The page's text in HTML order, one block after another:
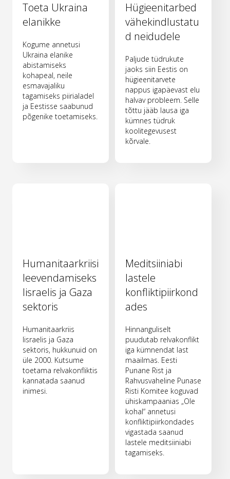
Toeta Ukraina
elanikke
Kogume annetusi
Ukraina elanike
abistamiseks
kohapeal, neile
esmavajaliku
tagamiseks piirialadel
ja Eestisse saabunud
põgenike toetamiseks.
Hügieenitarbed
vähekindlustatu
d neidudele
Paljude tüdrukute
jaoks siin Eestis on
hügieenitarvete
nappus igapäevast elu
halvav probleem. Selle
tõttu jääb lausa iga
kümnes tüdruk
koolitegevusest
kõrvale.
Humanitaarkriisi
leevendamiseks
Iisraelis ja Gaza
sektoris
Humanitaarkriis
Iisraelis ja Gaza
sektoris, hukkunuid on
üle 2000. Kutsume
toetama relvakonfliktis
kannatada saanud
inimesi.
Meditsiiniabi
lastele
konfliktipiirkond
ades
Hinnanguliselt
puudutab relvakonflikt
iga kümnendat last
maailmas. Eesti
Punane Rist ja
Rahvusvaheline Punase
Risti Komitee koguvad
ühiskampaanias „Ole
kohal“ annetusi
konfliktipiirkondades
vigastada saanud
lastele meditsiiniabi
tagamiseks.